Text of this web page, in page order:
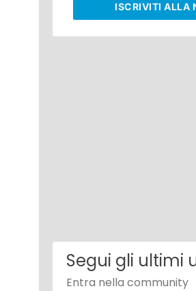
ISCRIVITIALLA
Segui gli ultimi
Entra nella community